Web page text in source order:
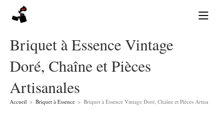
Briquet à Essence Vintage
Doré, Chaîne et Pièces
Artisanales
Accueil > Briquet à Essence > Briquet à Essence Vintage Doré, Chaîne et Pièces